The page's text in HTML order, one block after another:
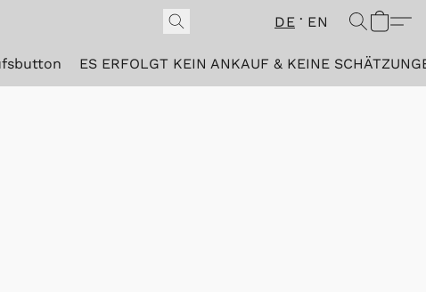
DE EN
ES ERFOLGT KEIN ANKAUF & KEINE